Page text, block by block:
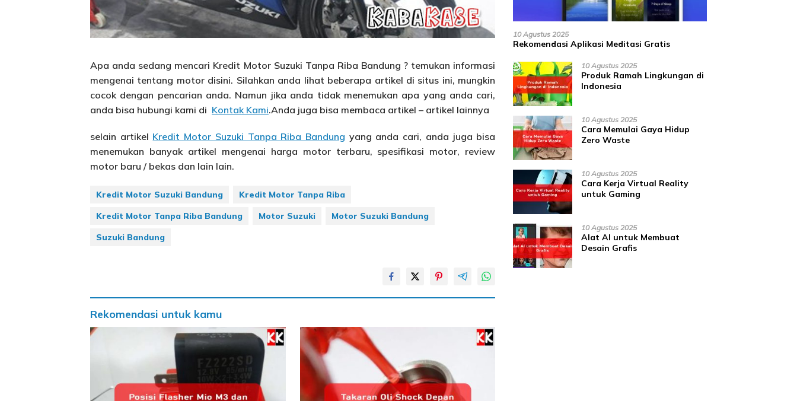
Apa anda sedang mencari Kredit Motor Suzuki Tanpa Riba Bandung ? temukan informasi
mengenai tentang motor disini. Silahkan anda lihat beberapa artikel di situs ini, mungkin
cocok dengan pencarian anda. Namun jika anda tidak menemukan apa yang anda cari,
anda bisa hubungi kami di Kontak Kami.Anda juga bisa membaca artikel – artikel lainnya
selain artikel Kredit Motor Suzuki Tanpa Riba Bandung yang anda cari, anda juga bisa
menemukan banyak artikel mengenai harga motor terbaru, spesifikasi motor, review
motor baru / bekas dan lain lain.
Kredit Motor Suzuki Bandung
Kredit Motor Tanpa Riba
Kredit Motor Tanpa Riba Bandung
Motor Suzuki
Motor Suzuki Bandung
Suzuki Bandung
Rekomendasi untuk kamu
10 Agustus 2025
Rekomendasi Aplikasi Meditasi Gratis
10 Agustus 2025
Produk Ramah Lingkungan di
Indonesia
10 Agustus 2025
Cara Memulai Gaya Hidup
Zero Waste
10 Agustus 2025
Cara Kerja Virtual Reality
untuk Gaming
10 Agustus 2025
Alat AI untuk Membuat
Desain Grafis